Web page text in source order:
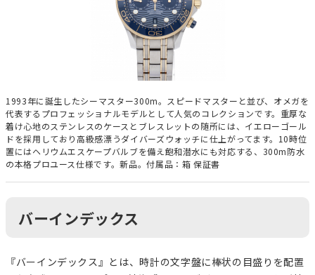
1993年に誕生したシーマスター300m。スピードマスターと並び、オメガを
代表するプロフェッショナルモデルとして人気のコレクションです。重厚な
着け心地のステンレスのケースとブレスレットの随所には、イエローゴール
ドを採用しており高級感漂うダイバーズウォッチに仕上がってます。10時位
置にはヘリウムエスケープバルブを備え飽和潜水にも対応する、300m防水
の本格プロユース仕様です。新品。付属品：箱 保証書
バーインデックス
『バーインデックス』とは、時計の文字盤に棒状の目盛りを配置